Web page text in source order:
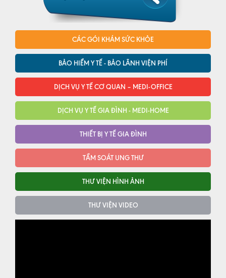
CÁC GÓI KHÁM SỨC KHỎE
BẢO HIỂM Y TẾ - BẢO LÃNH VIỆN PHÍ
DỊCH VỤ Y TẾ CƠ QUAN – MEDI-OFFICE
DỊCH VỤ Y TẾ GIA ĐÌNH - MEDI-HOME
THIẾT BỊ Y TẾ GIA ĐÌNH
TẦM SOÁT UNG THƯ
THƯ VIỆN HÌNH ẢNH
THƯ VIỆN VIDEO